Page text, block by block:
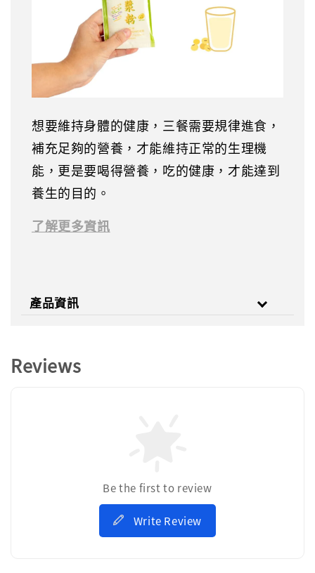
想要維持身體的健康，三餐需要規律進食，
補充足夠的營養，才能維持正常的生理機
能，更是要喝得營養，吃的健康，才能達到
養生的目的。
了解更多資訊
產品資訊
Reviews
Be the first to review
Write Review